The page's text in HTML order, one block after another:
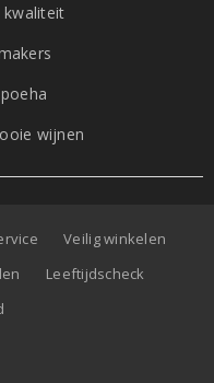
kwaliteit
wijnen
Veilig winkelen
Leeftijdscheck